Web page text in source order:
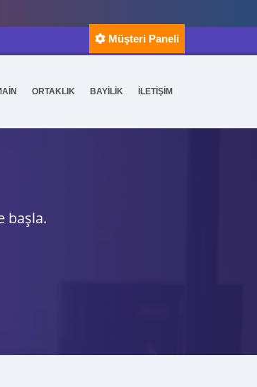
Müşteri Paneli
ORTAKLIK BAYİLİK İLETİŞİM
başla.